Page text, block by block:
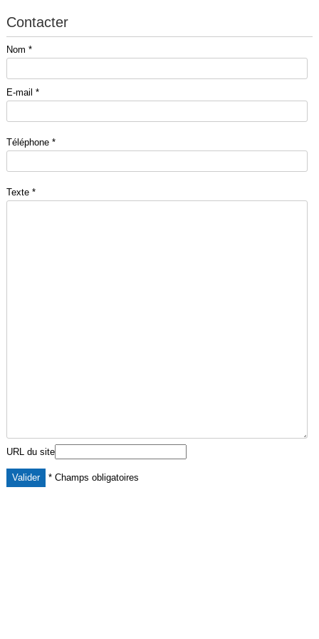
Contacter
Nom *
E-mail *
Téléphone *
Texte *
URL du site
* Champs obligatoires